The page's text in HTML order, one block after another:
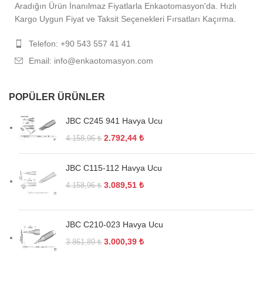
Aradığın Ürün İnanılmaz Fiyatlarla Enkaotomasyon'da. Hızlı
Kargo Uygun Fiyat ve Taksit Seçenekleri Fırsatları Kaçırma.
Telefon: +90 543 557 41 41
Email: info@enkaotomasyon.com
POPÜLER ÜRÜNLER
JBC C245 941 Havya Ucu
4.158,96₺ 2.792,44 ₺
JBC C115-112 Havya Ucu
4.158,96₺ 3.089,51 ₺
JBC C210-023 Havya Ucu
3.861,89₺ 3.000,39 ₺